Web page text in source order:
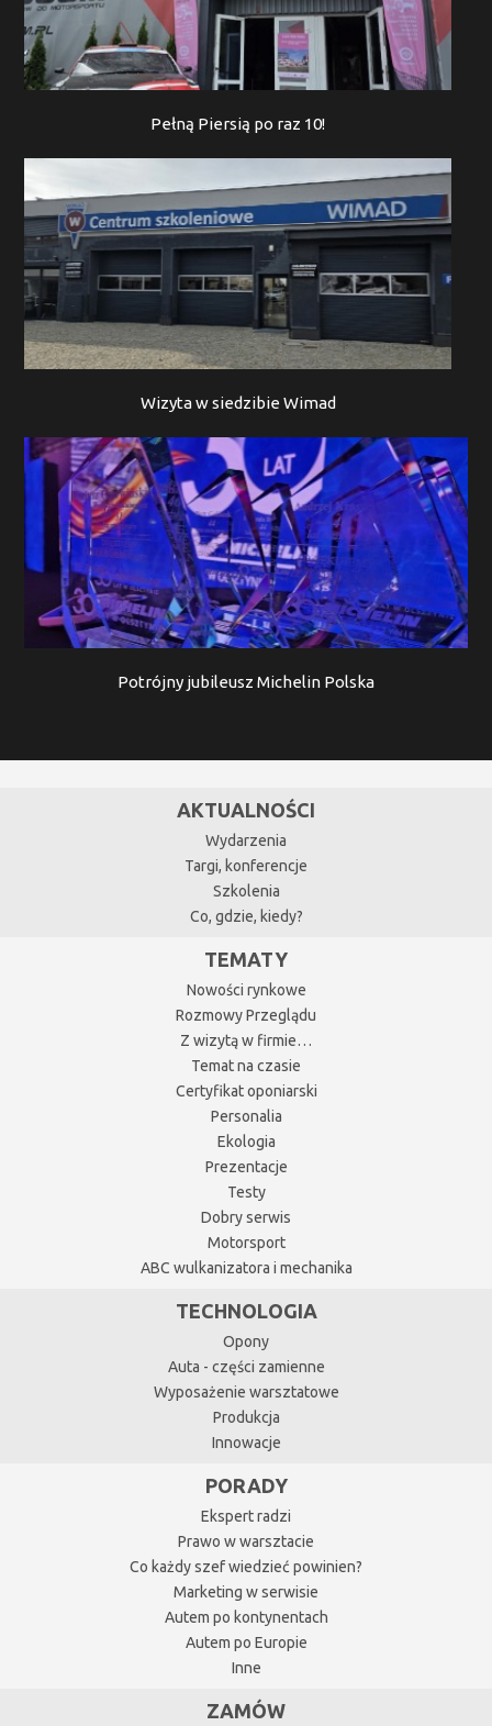
Pełną Piersią po raz 10!
Wizyta w siedzibie Wimad
Potrójny jubileusz Michelin Polska
AKTUALNOŚCI
Wydarzenia
Targi, konferencje
Szkolenia
Co, gdzie, kiedy?
TEMATY
Nowości rynkowe
Rozmowy Przeglądu
Z wizytą w firmie…
Temat na czasie
Certyfikat oponiarski
Personalia
Ekologia
Prezentacje
Testy
Dobry serwis
Motorsport
ABC wulkanizatora i mechanika
TECHNOLOGIA
Opony
Auta - części zamienne
Wyposażenie warsztatowe
Produkcja
Innowacje
PORADY
Ekspert radzi
Prawo w warsztacie
Co każdy szef wiedzieć powinien?
Marketing w serwisie
Autem po kontynentach
Autem po Europie
Inne
ZAMÓW